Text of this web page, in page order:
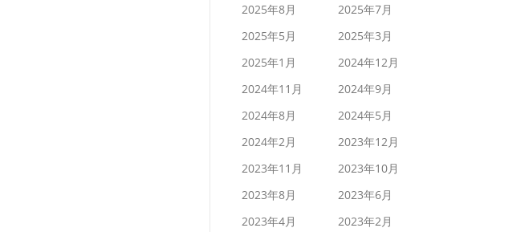
2025年8月
2025年7月
2025年5月
2025年3月
2025年1月
2024年12月
2024年11月
2024年9月
2024年8月
2024年5月
2024年2月
2023年12月
2023年11月
2023年10月
2023年8月
2023年6月
2023年4月
2023年2月